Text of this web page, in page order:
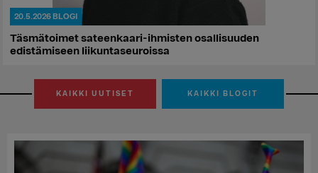
20.5.2026 BLOGI
Täsmätoimet sateenkaari-ihmisten osallisuuden
edistämiseen liikuntaseuroissa
KAIKKI UUTISET KAIKKI BLOGIT